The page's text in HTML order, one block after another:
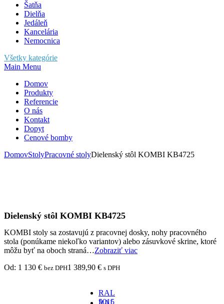
Šatňa
Dielňa
Jedáleň
Kancelária
Nemocnica
Všetky kategórie
Main Menu
Domov
Produkty
Referencie
O nás
Kontakt
Dopyt
Cenové bomby
DomovStolyPracovné stolyDielenský stôl KOMBI KB4725
Dielenský stôl KOMBI KB4725
KOMBI stoly sa zostavujú z pracovnej dosky, nohy pracovného
stola (ponúkame niekoľko variantov) alebo zásuvkové skrine, ktoré
môžu byť na oboch straná…Zobraziť viac
Od: 1 130 € bez DPH1 389,90 € s DPH
RAL
5015